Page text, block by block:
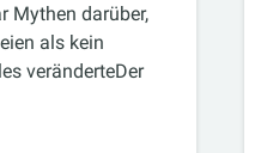
Mythen darüber,
als kein
veränderteDer